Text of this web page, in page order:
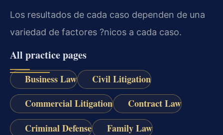
Los resultados de cada caso dependen de una
variedad de factores ?nicos a cada caso.
All practice pages
Business Law
Civil Litigation
Commercial Litigation
Contract Law
Criminal Defense
Family Law